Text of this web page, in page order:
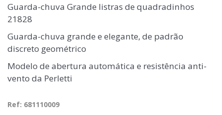
Guarda-chuva Grande listras de quadradinhos
21828
Guarda-chuva grande e elegante, de padrão
discreto geométrico
Modelo de abertura automática e resistência anti-
vento da Perletti
Ref: 681110009